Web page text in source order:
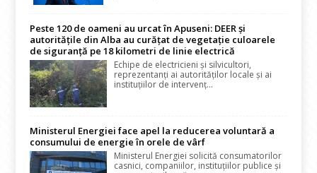
Peste 120 de oameni au urcat în Apuseni: DEER și
autoritățile din Alba au curățat de vegetație culoarele
de siguranță pe 18 kilometri de linie electrică
Echipe de electricieni și silvicultori,
reprezentanți ai autorităților locale și ai
instituțiilor de intervenț...
Ministerul Energiei face apel la reducerea voluntară a
consumului de energie în orele de vârf
Ministerul Energiei solicită consumatorilor
casnici, companiilor, instituțiilor publice și